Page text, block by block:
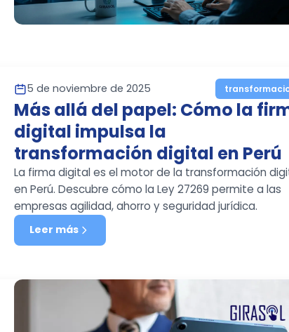
5 de noviembre de 2025
Más allá del papel: Cómo la
digital impulsa la
transformación digital en Perú
La firma digital es el motor de la transformación
en Perú. Descubre cómo la Ley 27269 permite a las
empresas agilidad, ahorro y seguridad jurídica.
Leer más